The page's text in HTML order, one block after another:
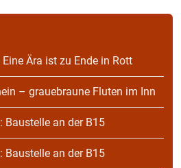
Eine Ära ist zu Ende in Rott
– grauebraune Fluten im Inn
Baustelle an der B15
Baustelle an der B15